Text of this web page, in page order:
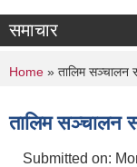
समाचार
You are
Home » तालिम सञ्चालन
तालिम सञ्चालन
Submitted on: